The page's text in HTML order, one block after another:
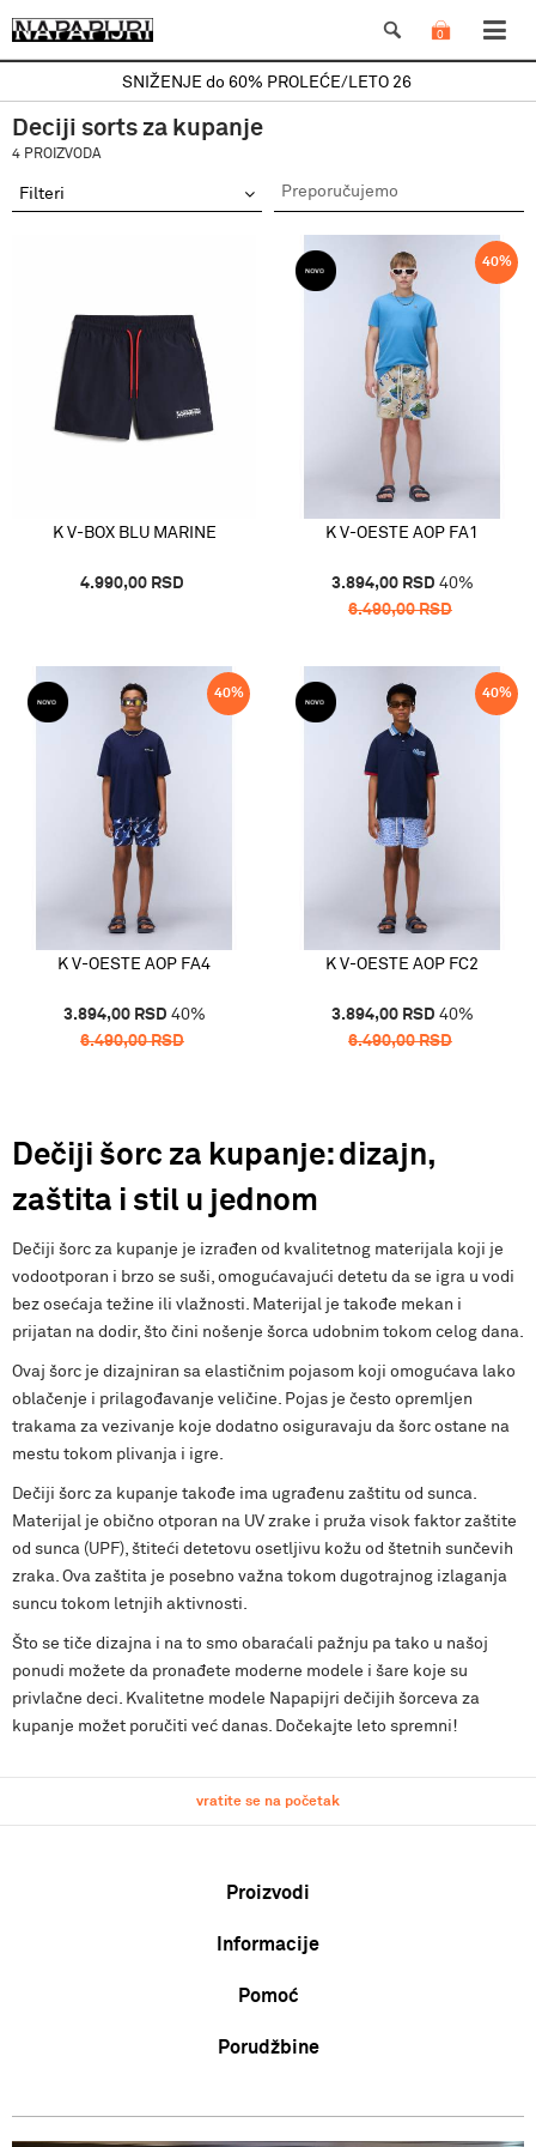
0
SNIŽENJE do 60% PROLEĆE/LETO 26
Filteri
Deciji sorts za kupanje
4 PROIZVODA
K V-BOX BLU MARINE
4.990,00 RSD
40%
K V-OESTE AOP FA1
3.894,00 RSD 40%
6.490,00RSD
40%
K V-OESTE AOP FA4
3.894,00 RSD 40%
6.490,00RSD
40%
K V-OESTE AOP FC2
3.894,00 RSD 40%
6.490,00RSD
Dečiji šorc za kupanje: dizajn,
zaštita i stil u jednom
Dečiji šorc za kupanje je izrađen od kvalitetnog materijala koji je
vodootporan i brzo se suši, omogućavajući detetu da se igra u vodi
bez osećaja težine ili vlažnosti. Materijal je takođe mekan i
prijatan na dodir, što čini nošenje šorca udobnim tokom celog dana.
Ovaj šorc je dizajniran sa elastičnim pojasom koji omogućava lako
oblačenje i prilagođavanje veličine. Pojas je često opremljen
trakama za vezivanje koje dodatno osiguravaju da šorc ostane na
mestu tokom plivanja i igre.
Dečiji šorc za kupanje takođe ima ugrađenu zaštitu od sunca.
Materijal je obično otporan na UV zrake i pruža visok faktor zaštite
od sunca (UPF), štiteći detetovu osetljivu kožu od štetnih sunčevih
zraka. Ova zaštita je posebno važna tokom dugotrajnog izlaganja
suncu tokom letnjih aktivnosti.
Što se tiče dizajna i na to smo obaraćali pažnju pa tako u našoj
ponudi možete da pronađete moderne modele i šare koje su
privlačne deci. Kvalitetne modele Napapijri dečijih šorceva za
kupanje možet poručiti već danas. Dočekajte leto spremni!
vratite se na početak
Proizvodi
Muškarci
Žene
Deca
Informacije
O nama
Zaposlenje
Pomoć
Uslovi korišćenja i prodaje
Porudžbine